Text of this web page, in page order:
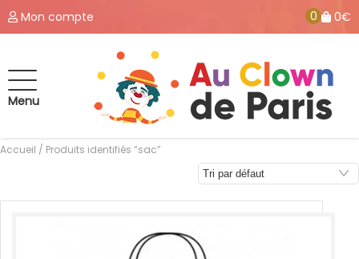
Mon compte 0 0€
Menu
Accueil / Produits identifiés “sac”